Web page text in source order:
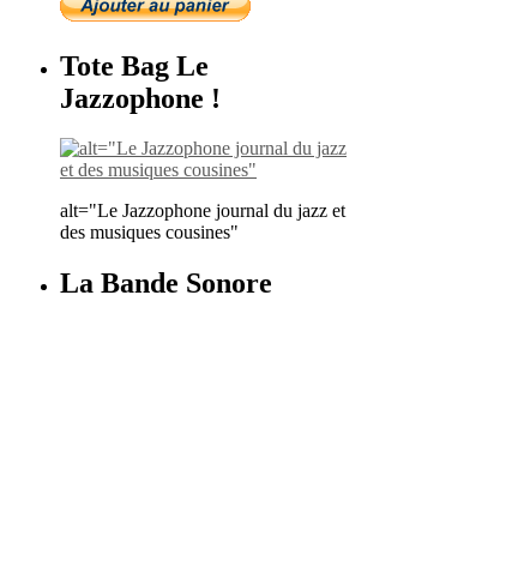
Tote Bag Le
Jazzophone !
alt="Le Jazzophone journal du jazz et
des musiques cousines"
La Bande Sonore